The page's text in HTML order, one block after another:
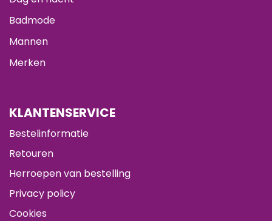
Badmode
Mannen
Merken
KLANTENSERVICE
Bestelinformatie
Retouren
Herroepen van bestelling
Privacy policy
Cookies